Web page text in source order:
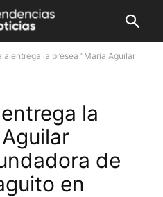
entrega la presea “María Aguilar
la
de
en